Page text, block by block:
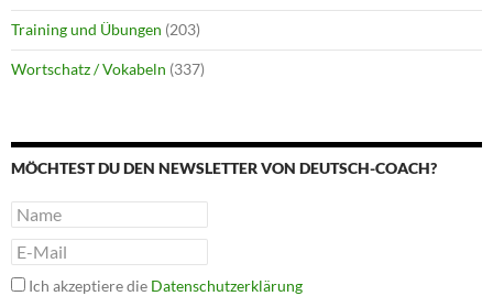
Training und Übungen (203)
Wortschatz / Vokabeln (337)
MÖCHTEST DU DEN NEWSLETTER VON DEUTSCH-COACH?
Ich akzeptiere die Datenschutzerklärung